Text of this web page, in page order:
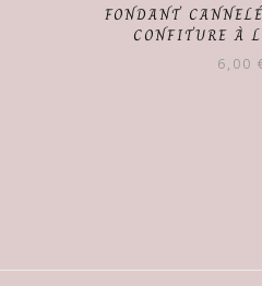
FONDANT
CONFITURE À
6,00